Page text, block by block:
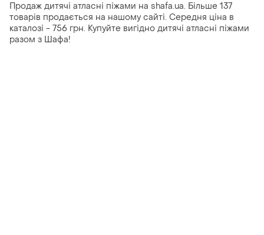
Продаж дитячі атласні піжами на shafa.ua. Більше 137
товарів продається на нашому сайті. Середня ціна в
каталозі - 756 грн. Купуйте вигідно дитячі атласні піжами
разом з Шафа!